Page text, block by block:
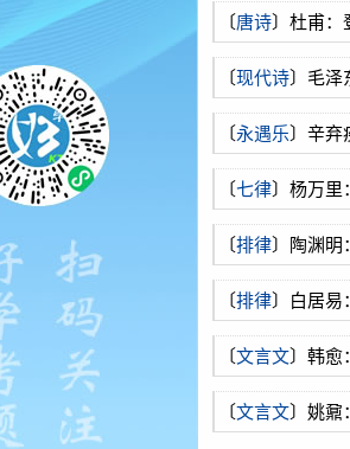
〔唐诗〕杜甫：
〔现代诗〕毛泽
〔永遇乐〕辛弃
〔七律〕杨万里
〔排律〕陶渊明
〔排律〕白居易
〔文言文〕韩愈
〔文言文〕姚鼐